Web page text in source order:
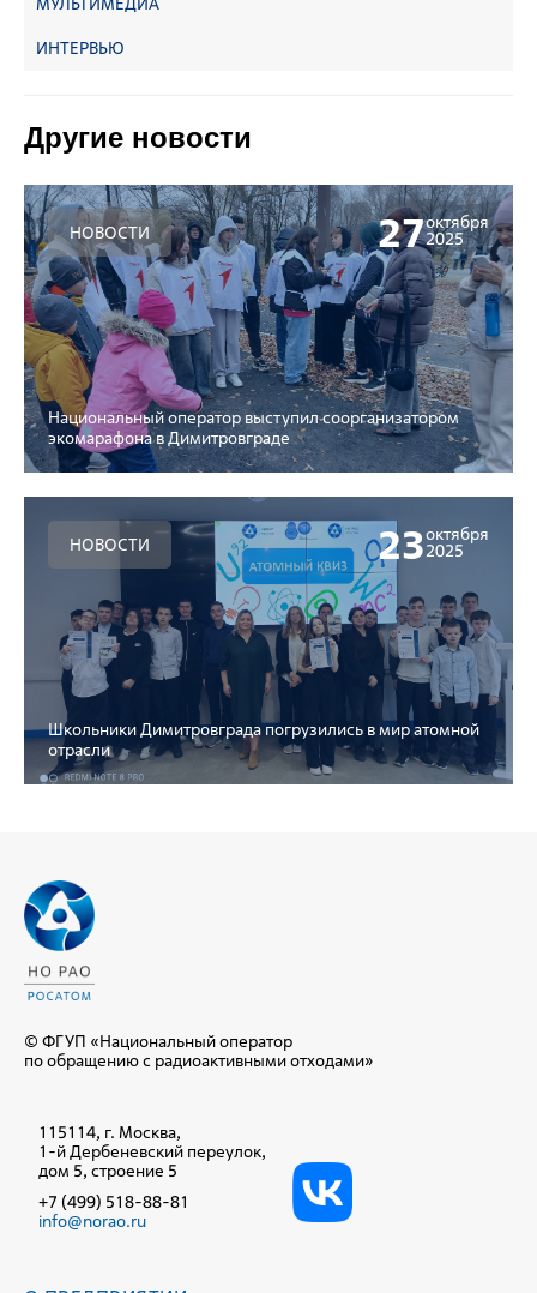
ИНТЕРВЬЮ
Другие новости
НОВОСТИ 27октября
2025
Национальный оператор выступил соорганизатором
экомарафона в Димитровграде
НОВОСТИ 23октября
2025
Школьники Димитровграда погрузились в мир атомной
отрасли
© ФГУП «Национальный оператор
по обращению с радиоактивными отходами»
115114, г. Москва,
1-й Дербеневский переулок,
дом 5, строение 5
+7 (499) 518-88-81
info@norao.ru